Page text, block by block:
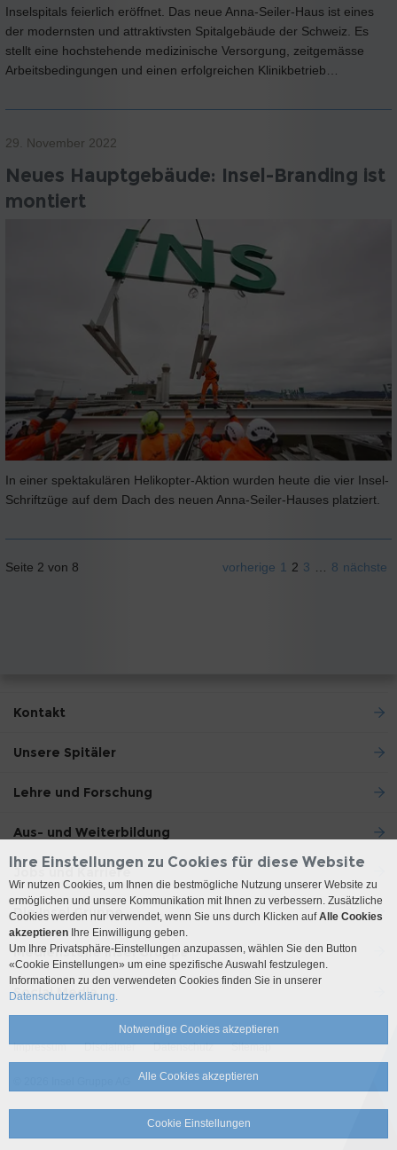
Inselspitals feierlich eröffnet. Das neue Anna-Seiler-Haus ist eines
der modernsten und attraktivsten Spitalgebäude der Schweiz. Es
stellt eine hochstehende medizinische Versorgung, zeitgemässe
Arbeitsbedingungen und einen erfolgreichen Klinikbetrieb…
29. November 2022
Neues Hauptgebäude: Insel-Branding ist
montiert
In einer spektakulären Helikopter-Aktion wurden heute die vier Insel-
Schriftzüge auf dem Dach des neuen Anna-Seiler-Hauses platziert.
Seite 2 von 8 vorherige 1 2 3 … 8 nächste
Kontakt
Unsere Spitäler
Lehre und Forschung
Aus- und Weiterbildung
Jobs und Karriere
Die Insel Gruppe
Medienstelle Insel Gruppe
Social Media
Impressum Disclaimer Datenschutz Sitemap
Ihre Einstellungen zu Cookies für diese Website
Wir nutzen Cookies, um Ihnen die bestmögliche Nutzung unserer Website zu
ermöglichen und unsere Kommunikation mit Ihnen zu verbessern. Zusätzliche
Cookies werden nur verwendet, wenn Sie uns durch Klicken aufAlle Cookies
akzeptieren Ihre Einwilligung geben.
Um Ihre Privatsphäre-Einstellungen anzupassen, wählen Sie den Button
«Cookie Einstellungen» um eine spezifische Auswahl festzulegen.
Informationen zu den verwendeten Cookies finden Sie in unserer
Datenschutzerklärung.
Notwendige Cookies akzeptieren
Alle Cookies akzeptieren
Cookie Einstellungen